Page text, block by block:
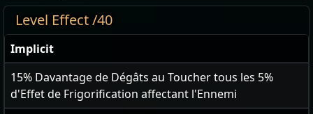
Level Effect /40
Implicit
15% Davantage de Dégâts au Toucher tous les 5%
d'Effet de Frigorification affectant l'Ennemi